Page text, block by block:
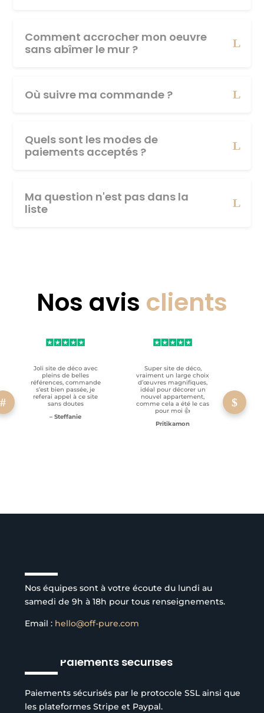
Comment accrocher mon oeuvre
sans abîmer le mur ?
Où suivre ma commande ?
Quels sont les modes de
paiements acceptés ?
Ma question n'est pas dans la
liste
Nos avis clients
Joli site de déco avec
pleins de belles
références, commande
s’est bien passée, je
referai appel à ce site
sans doutes
– Steffanie
Super site de déco,
vraiment un large choix
d’œuvres magnifiques,
idéal pour décorer un
nouvel appartement,
comme cela a été le cas
pour moi 👍
Pritikamon
Nos équipes sont à votre écoute du lundi au
samedi de 9h à 18h pour tous renseignements.
Email : hello@off-pure.com
Paiements sécurisés
Paiements sécurisés par le protocole SSL ainsi que
les plateformes Stripe et Paypal.